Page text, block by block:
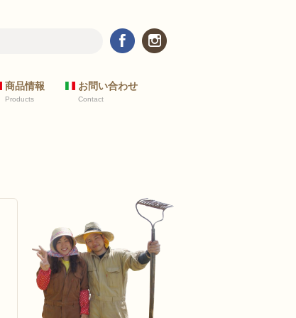
2017/10/24 新規の飲食店のお客様へ 野菜リストについて
商品情報
Products
お問い合わせ
Contact